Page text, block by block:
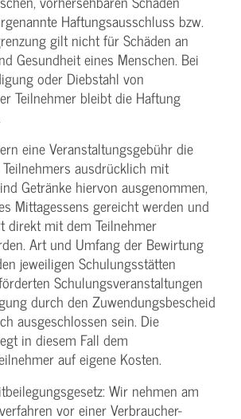
Haftungs­ausschluss bzw.
gilt nicht für Schäden an
Gesundheit eines Menschen. Bei
oder Diebstahl von
Teilnehmer bleibt die Haftung
eine Veranstaltungs­gebühr die
ausdrücklich mit
Getränke hiervon ausgenommen,
Mittagessens gereicht werden und
direkt mit dem Teilnehmer
Art und Umfang der Bewirtung
jeweiligen Schulungsstätten
Schulungs­veranstaltungen
durch den Zuwendungs­bescheid
ausgeschlossen sein. Die
in diesem Fall dem
auf eigene Kosten.
Wir nehmen am
vor einer Verbraucher­